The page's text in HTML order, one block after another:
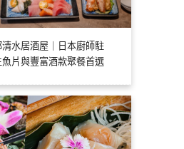
清水居酒屋｜日本廚師駐
片與豐富酒款聚餐首選